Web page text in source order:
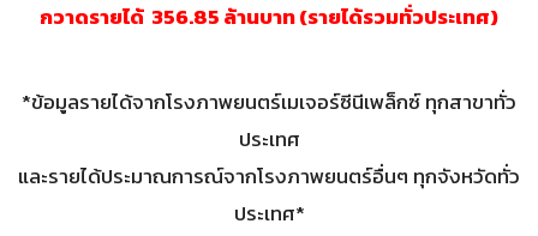
กวาดรายได้ 356.85 ล้านบาท (รายได้รวมทั่วประเทศ)
*ข้อมูลรายได้จากโรงภาพยนตร์เมเจอร์ซีนีเพล็กซ์ ทุกสาขาทั่ว
ประเทศ
และรายได้ประมาณการณ์จากโรงภาพยนตร์อื่นๆ ทุกจังหวัดทั่ว
ประเทศ*